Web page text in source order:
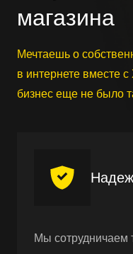
магазина
Мечтаешь о
в интернете вместе
бизнес еще не было
Мы сотрудничаем